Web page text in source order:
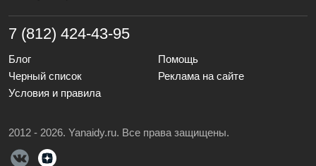
7 (812) 424-43-95
Блог
Помощь
Черный список
Реклама на сайте
Условия и правила
2012 - 2026. Yanaidy.ru. Все права защищены.